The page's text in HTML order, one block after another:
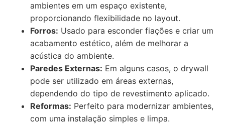
ambientes em um espaço existente,
proporcionando flexibilidade no layout.
Forros: Usado para esconder fiações e criar um
acabamento estético, além de melhorar a
acústica do ambiente.
Paredes Externas: Em alguns casos, o drywall
pode ser utilizado em áreas externas,
dependendo do tipo de revestimento aplicado.
Reformas: Perfeito para modernizar ambientes,
com uma instalação simples e limpa.